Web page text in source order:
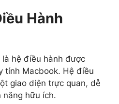
Hành
là hệ điều hành được
tính Macbook. Hệ điều
giao diện trực quan, dễ
năng hữu ích.